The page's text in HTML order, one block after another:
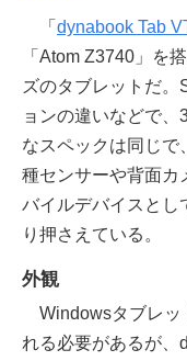
「 dynabook Tab
「Atom Z3740」を
ズのタブレットだ
ョンの違いなどで
なスペックは同じで
種センサーや背面カ
バイルデバイスとし
り押さえている。
外観
Windowsタブレッ
れる必要があるが、